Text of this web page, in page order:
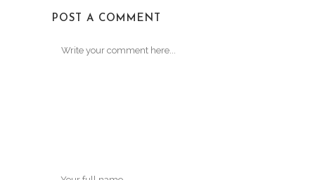
POST A COMMENT